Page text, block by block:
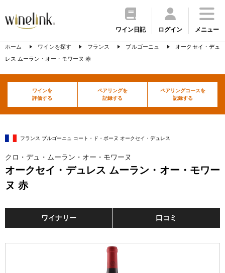
ワイン日記 ログイン メニュー
ホーム ワインを探す フランス ブルゴーニュ
オークセイ・デュ
レス ムーラン・オー・モワーヌ 赤
ワインを
評価する
ペアリングを
記録する
ペアリングコースを
記録する
フランス ブルゴーニュ コート・ド・ボーヌ オークセイ・デュレス
クロ・デュ・ムーラン・オー・モワーヌ
オークセイ・デュレス ムーラン・オー・モワー
ヌ 赤
ワイナリー 口コミ